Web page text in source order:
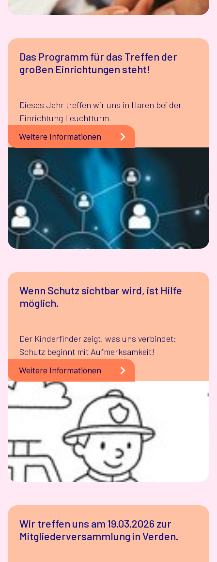
Das Programm für das Treffen der
großen Einrichtungen steht!
Dieses Jahr treffen wir uns in Haren bei der
Einrichtung Leuchtturm
Weitere Informationen
Wenn Schutz sichtbar wird, ist Hilfe
möglich.
Der Kinderfinder zeigt, was uns verbindet:
Schutz beginnt mit Aufmerksamkeit!
Weitere Informationen
Wir treffen uns am 19.03.2026 zur
Mitgliederversammlung in Verden.